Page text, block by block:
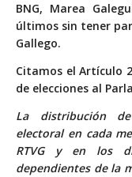
BNG, Marea
últimos sin tener
Gallego.
Citamos el Artículo
de elecciones al
La distribución
electoral en cada
RTVG y en los
dependientes de la